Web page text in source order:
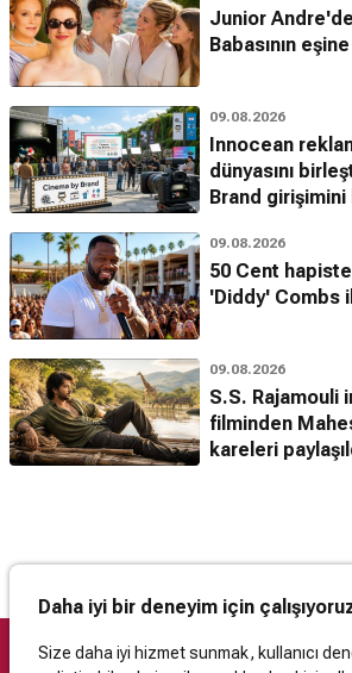
Junior
Babasının eşine
09.08.2026
Innocean
dünyasını
Brand girişimini
09.08.2026
50 Cent
'Diddy' Combs
09.08.2026
S.S. Rajamouli
filminden
kareleri
Daha iyi bir deneyim için
Size daha iyi hizmet sunmak, kullanıcı